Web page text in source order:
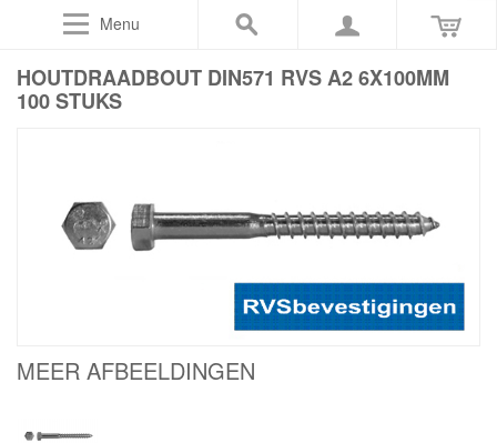
Menu
HOUTDRAADBOUT DIN571 RVS A2 6X100MM
100 STUKS
MEER AFBEELDINGEN